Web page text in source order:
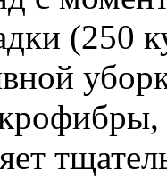
(250